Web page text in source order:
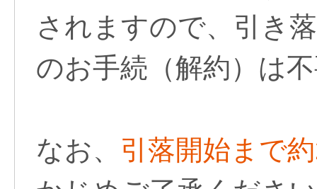
されますので、引き
のお手続（解約）は
なお、 引落開始まで